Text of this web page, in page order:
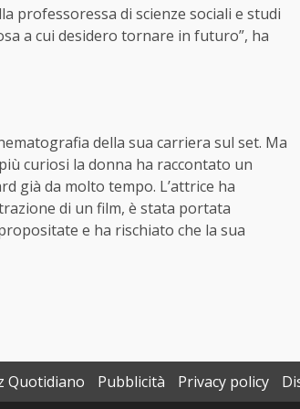
professoressa di scienze sociali e studi
a cui desidero tornare in futuro”, ha
della sua carriera sul set. Ma
curiosi la donna ha raccontato un
già da molto tempo. L’attrice ha
di un film, è stata portata
e ha rischiato che la sua
Quotidiano Pubblicità Privacy policy